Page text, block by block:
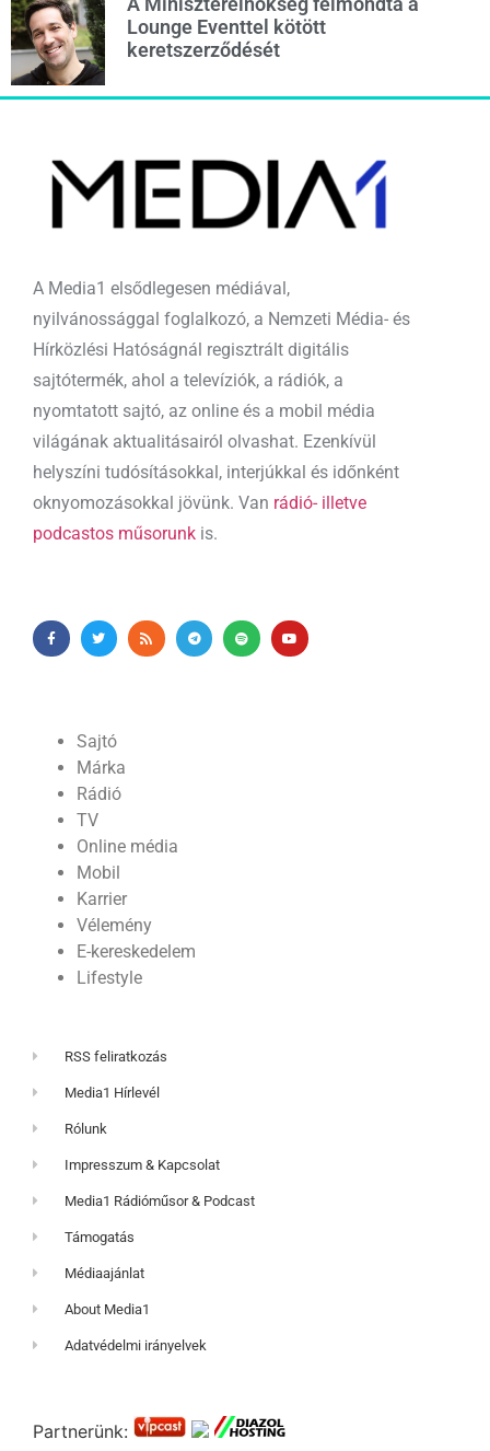
Lounge Eventtel kötött
keretszerződését
A Media1 elsődlegesen médiával,
nyilvánossággal foglalkozó, a Nemzeti Média- és
Hírközlési Hatóságnál regisztrált digitális
sajtótermék, ahol a televíziók, a rádiók, a
nyomtatott sajtó, az online és a mobil média
világának aktualitásairól olvashat. Ezenkívül
helyszíni tudósításokkal, interjúkkal és időnként
oknyomozásokkal jövünk. Van rádió- illetve
podcastos műsorunk is.
Sajtó
Márka
Rádió
TV
Online média
Mobil
Karrier
Vélemény
E-kereskedelem
Lifestyle
RSS feliratkozás
Media1 Hírlevél
Rólunk
Impresszum & Kapcsolat
Media1 Rádióműsor & Podcast
Támogatás
Médiaajánlat
About Media1
Adatvédelmi irányelvek
Partnerünk: